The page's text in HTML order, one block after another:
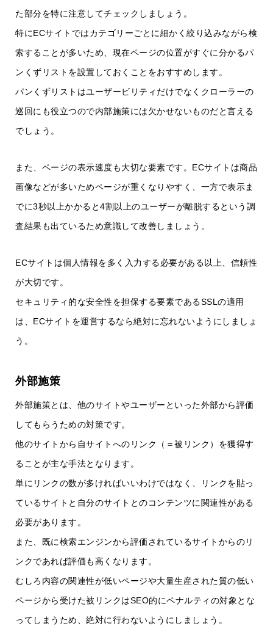
た部分を特に注意してチェックしましょう。
特にECサイトではカテゴリーごとに細かく絞り込みながら検
索することが多いため、現在ページの位置がすぐに分かるパ
ンくずリストを設置しておくことをおすすめします。
パンくずリストはユーザービリティだけでなくクローラーの
巡回にも役立つので内部施策には欠かせないものだと言える
でしょう。
また、ページの表示速度も大切な要素です。ECサイトは商品
画像などが多いためページが重くなりやすく、一方で表示ま
でに3秒以上かかると4割以上のユーザーが離脱するという調
査結果も出ているため意識して改善しましょう。
ECサイトは個人情報を多く入力する必要がある以上、信頼性
が大切です。
セキュリティ的な安全性を担保する要素であるSSLの適用
は、ECサイトを運営するなら絶対に忘れないようにしましょ
う。
外部施策
外部施策とは、他のサイトやユーザーといった外部から評価
してもらうための対策です。
他のサイトから自サイトへのリンク（＝被リンク）を獲得す
ることが主な手法となります。
単にリンクの数が多ければいいわけではなく、リンクを貼っ
ているサイトと自分のサイトとのコンテンツに関連性がある
必要があります。
また、既に検索エンジンから評価されているサイトからのリ
ンクであれば評価も高くなります。
むしろ内容の関連性が低いページや大量生産された質の低い
ページから受けた被リンクはSEO的にペナルティの対象とな
ってしまうため、絶対に行わないようにしましょう。